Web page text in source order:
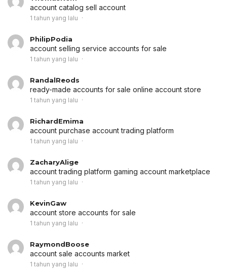
account catalog sell account
1 tahun yang lalu
PhilipPodia
account selling service accounts for sale
1 tahun yang lalu
RandalReods
ready-made accounts for sale online account store
1 tahun yang lalu
RichardEmima
account purchase account trading platform
1 tahun yang lalu
ZacharyAlige
account trading platform gaming account marketplace
1 tahun yang lalu
KevinGaw
account store accounts for sale
1 tahun yang lalu
RaymondBoose
account sale accounts market
1 tahun yang lalu